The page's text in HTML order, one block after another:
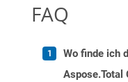
FAQ
Wo finde ich
Aspose.Total